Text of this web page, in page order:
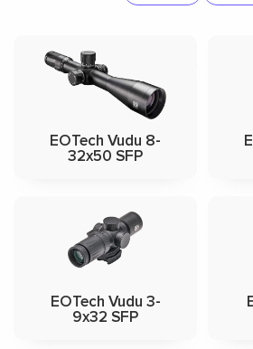
EOTech Vudu 8-
32x50 SFP
EOTech Vudu 3-
9x32 SFP